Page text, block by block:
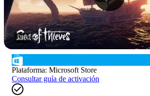
1/10
Plataforma: Microsoft Store
Consultar guía de activación